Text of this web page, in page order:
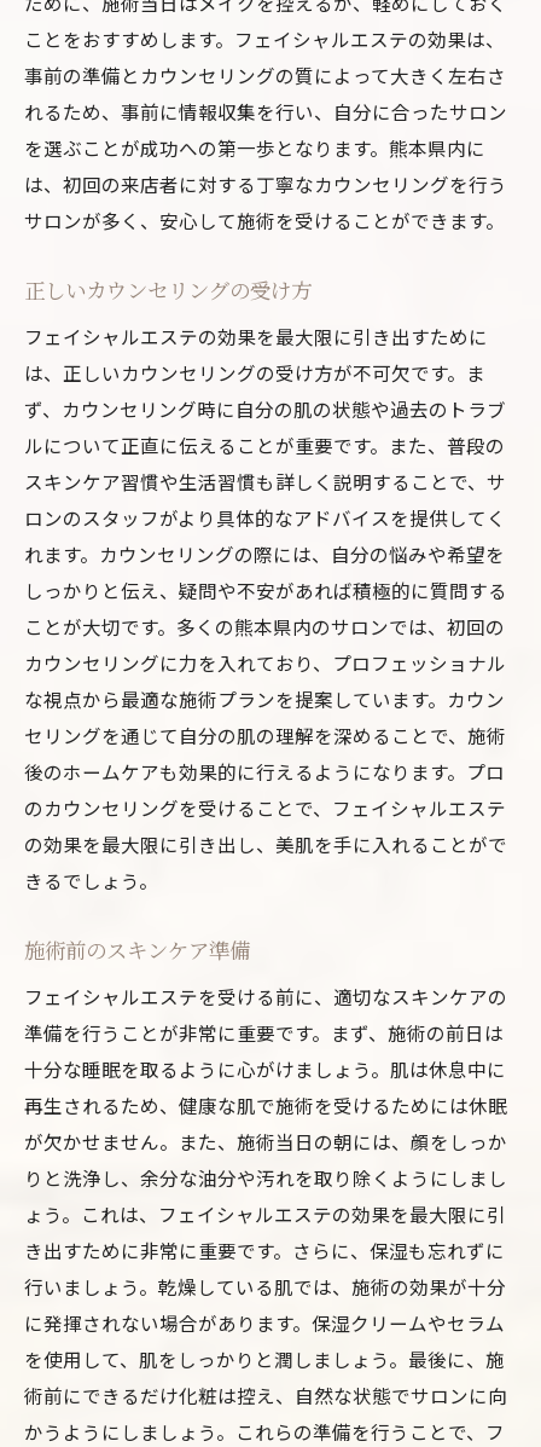
ことをおすすめします。フェイシャルエステの効果は、
事前の準備とカウンセリングの質によって大きく左右さ
れるため、事前に情報収集を行い、自分に合ったサロン
を選ぶことが成功への第一歩となります。熊本県内に
は、初回の来店者に対する丁寧なカウンセリングを行う
サロンが多く、安心して施術を受けることができます。
正しいカウンセリングの受け方
フェイシャルエステの効果を最大限に引き出すために
は、正しいカウンセリングの受け方が不可欠です。ま
ず、カウンセリング時に自分の肌の状態や過去のトラブ
ルについて正直に伝えることが重要です。また、普段の
スキンケア習慣や生活習慣も詳しく説明することで、サ
ロンのスタッフがより具体的なアドバイスを提供してく
れます。カウンセリングの際には、自分の悩みや希望を
しっかりと伝え、疑問や不安があれば積極的に質問する
ことが大切です。多くの熊本県内のサロンでは、初回の
カウンセリングに力を入れており、プロフェッショナル
な視点から最適な施術プランを提案しています。カウン
セリングを通じて自分の肌の理解を深めることで、施術
後のホームケアも効果的に行えるようになります。プロ
のカウンセリングを受けることで、フェイシャルエステ
の効果を最大限に引き出し、美肌を手に入れることがで
きるでしょう。
施術前のスキンケア準備
フェイシャルエステを受ける前に、適切なスキンケアの
準備を行うことが非常に重要です。まず、施術の前日は
十分な睡眠を取るように心がけましょう。肌は休息中に
再生されるため、健康な肌で施術を受けるためには休眠
が欠かせません。また、施術当日の朝には、顔をしっか
りと洗浄し、余分な油分や汚れを取り除くようにしまし
ょう。これは、フェイシャルエステの効果を最大限に引
き出すために非常に重要です。さらに、保湿も忘れずに
行いましょう。乾燥している肌では、施術の効果が十分
に発揮されない場合があります。保湿クリームやセラム
を使用して、肌をしっかりと潤しましょう。最後に、施
術前にできるだけ化粧は控え、自然な状態でサロンに向
かうようにしましょう。これらの準備を行うことで、フ